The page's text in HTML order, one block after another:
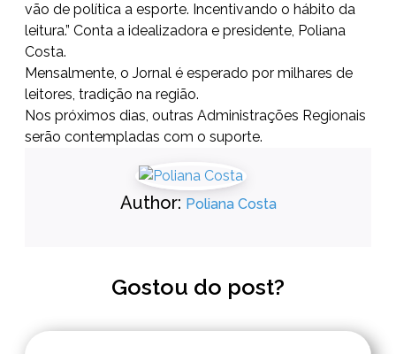
vão de política a esporte. Incentivando o hábito da
leitura.” Conta a idealizadora e presidente, Poliana
Costa.
Mensalmente, o Jornal é esperado por milhares de
leitores, tradição na região.
Nos próximos dias, outras Administrações Regionais
serão contempladas com o suporte.
Author: Poliana Costa
Gostou do post?